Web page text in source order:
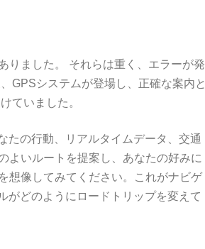
りました。 それらは重く、エラーが発
GPSシステムが登場し、正確な案内と
ていました。
たの行動、リアルタイムデータ、交通
よいルートを提案し、あなたの好みに
想像してみてください。これがナビゲ
がどのようにロードトリップを変えて